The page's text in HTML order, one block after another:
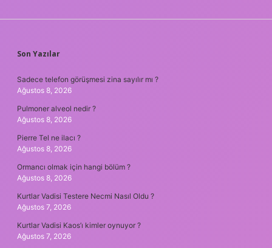
SIDEBAR
Son Yazılar
Sadece telefon görüşmesi zina sayılır mı ?
Ağustos 8, 2026
Pulmoner alveol nedir ?
Ağustos 8, 2026
Pierre Tel ne ilacı ?
Ağustos 8, 2026
Ormancı olmak için hangi bölüm ?
Ağustos 8, 2026
Kurtlar Vadisi Testere Necmi Nasıl Oldu ?
Ağustos 7, 2026
Kurtlar Vadisi Kaos’ı kimler oynuyor ?
Ağustos 7, 2026